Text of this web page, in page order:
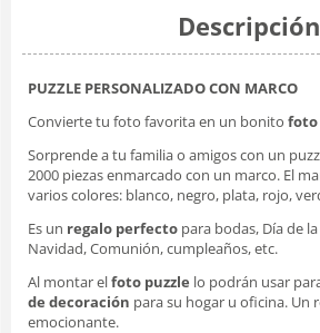
Descripción
PUZZLE PERSONALIZADO CON MARCO
Convierte tu foto favorita en un bonito foto
Sorprende a tu familia o amigos con un
2000 piezas enmarcado con un marco. El
varios colores: blanco, negro, plata, rojo,
Es un regalo perfecto para bodas, Día de
Navidad, Comunión, cumpleaños, etc.
Al montar elfoto puzzle lo podrán usar
de decoración para su hogar u oficina. Un
emocionante.